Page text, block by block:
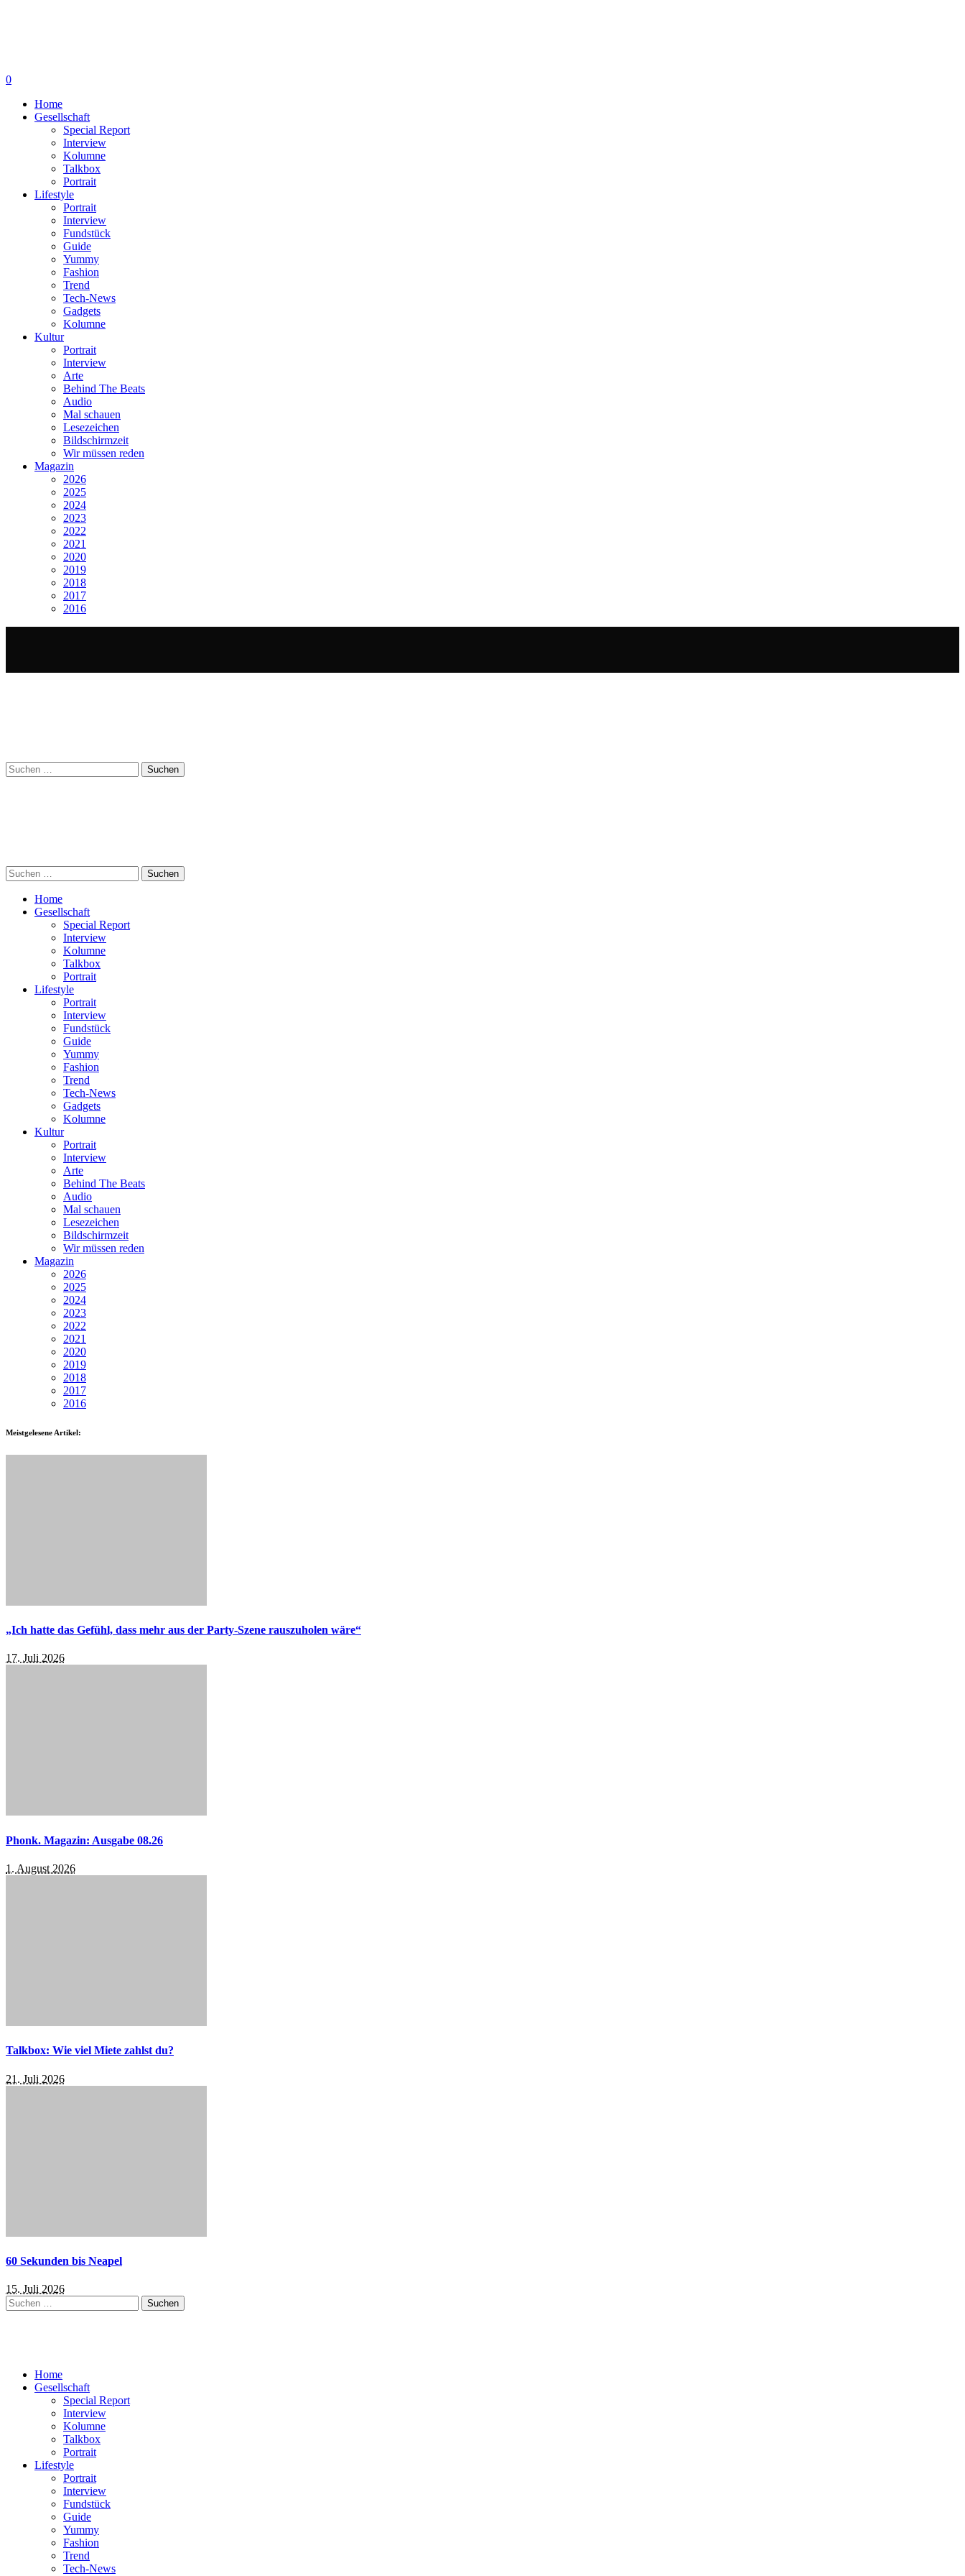
0
Home
Gesellschaft
Special Report
Interview
Kolumne
Talkbox
Portrait
Lifestyle
Portrait
Interview
Fundstück
Guide
Yummy
Fashion
Trend
Tech-News
Gadgets
Kolumne
Kultur
Portrait
Interview
Arte
Behind The Beats
Audio
Mal schauen
Lesezeichen
Bildschirmzeit
Wir müssen reden
Magazin
2026
2025
2024
2023
2022
2021
2020
2019
2018
2017
2016
Suchen
nach:
Suchen
nach:
Home
Gesellschaft
Special Report
Interview
Kolumne
Talkbox
Portrait
Lifestyle
Portrait
Interview
Fundstück
Guide
Yummy
Fashion
Trend
Tech-News
Gadgets
Kolumne
Kultur
Portrait
Interview
Arte
Behind The Beats
Audio
Mal schauen
Lesezeichen
Bildschirmzeit
Wir müssen reden
Magazin
2026
2025
2024
2023
2022
2021
2020
2019
2018
2017
2016
Meistgelesene Artikel:
„Ich hatte das Gefühl, dass mehr aus der Party-Szene rauszuholen wäre“
17. Juli 2026
Phonk. Magazin: Ausgabe 08.26
1. August 2026
Talkbox: Wie viel Miete zahlst du?
21. Juli 2026
60 Sekunden bis Neapel
15. Juli 2026
Suchen
nach:
Home
Gesellschaft
Special Report
Interview
Kolumne
Talkbox
Portrait
Lifestyle
Portrait
Interview
Fundstück
Guide
Yummy
Fashion
Trend
Tech-News